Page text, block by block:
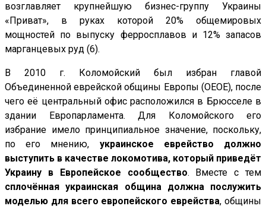
возглавляет крупнейшую бизнес-группу Украины
«Приват», в руках которой 20% общемировых
мощностей по выпуску ферросплавов и 12% запасов
марганцевых руд (6).
В 2010 г. Коломойский был избран главой
Объединенной еврейской общины Европы (ОЕОЕ), после
чего её центральный офис расположился в Брюсселе в
здании Европарламента. Для Коломойского его
избрание имело принципиальное значение, поскольку,
по его мнению, украинское еврейство должно
выступить в качестве локомотива, который приведёт
Украину в Европейское сообщество. Вместе с тем
сплочённая украинская община должна послужить
моделью для всего европейского еврейства, общины